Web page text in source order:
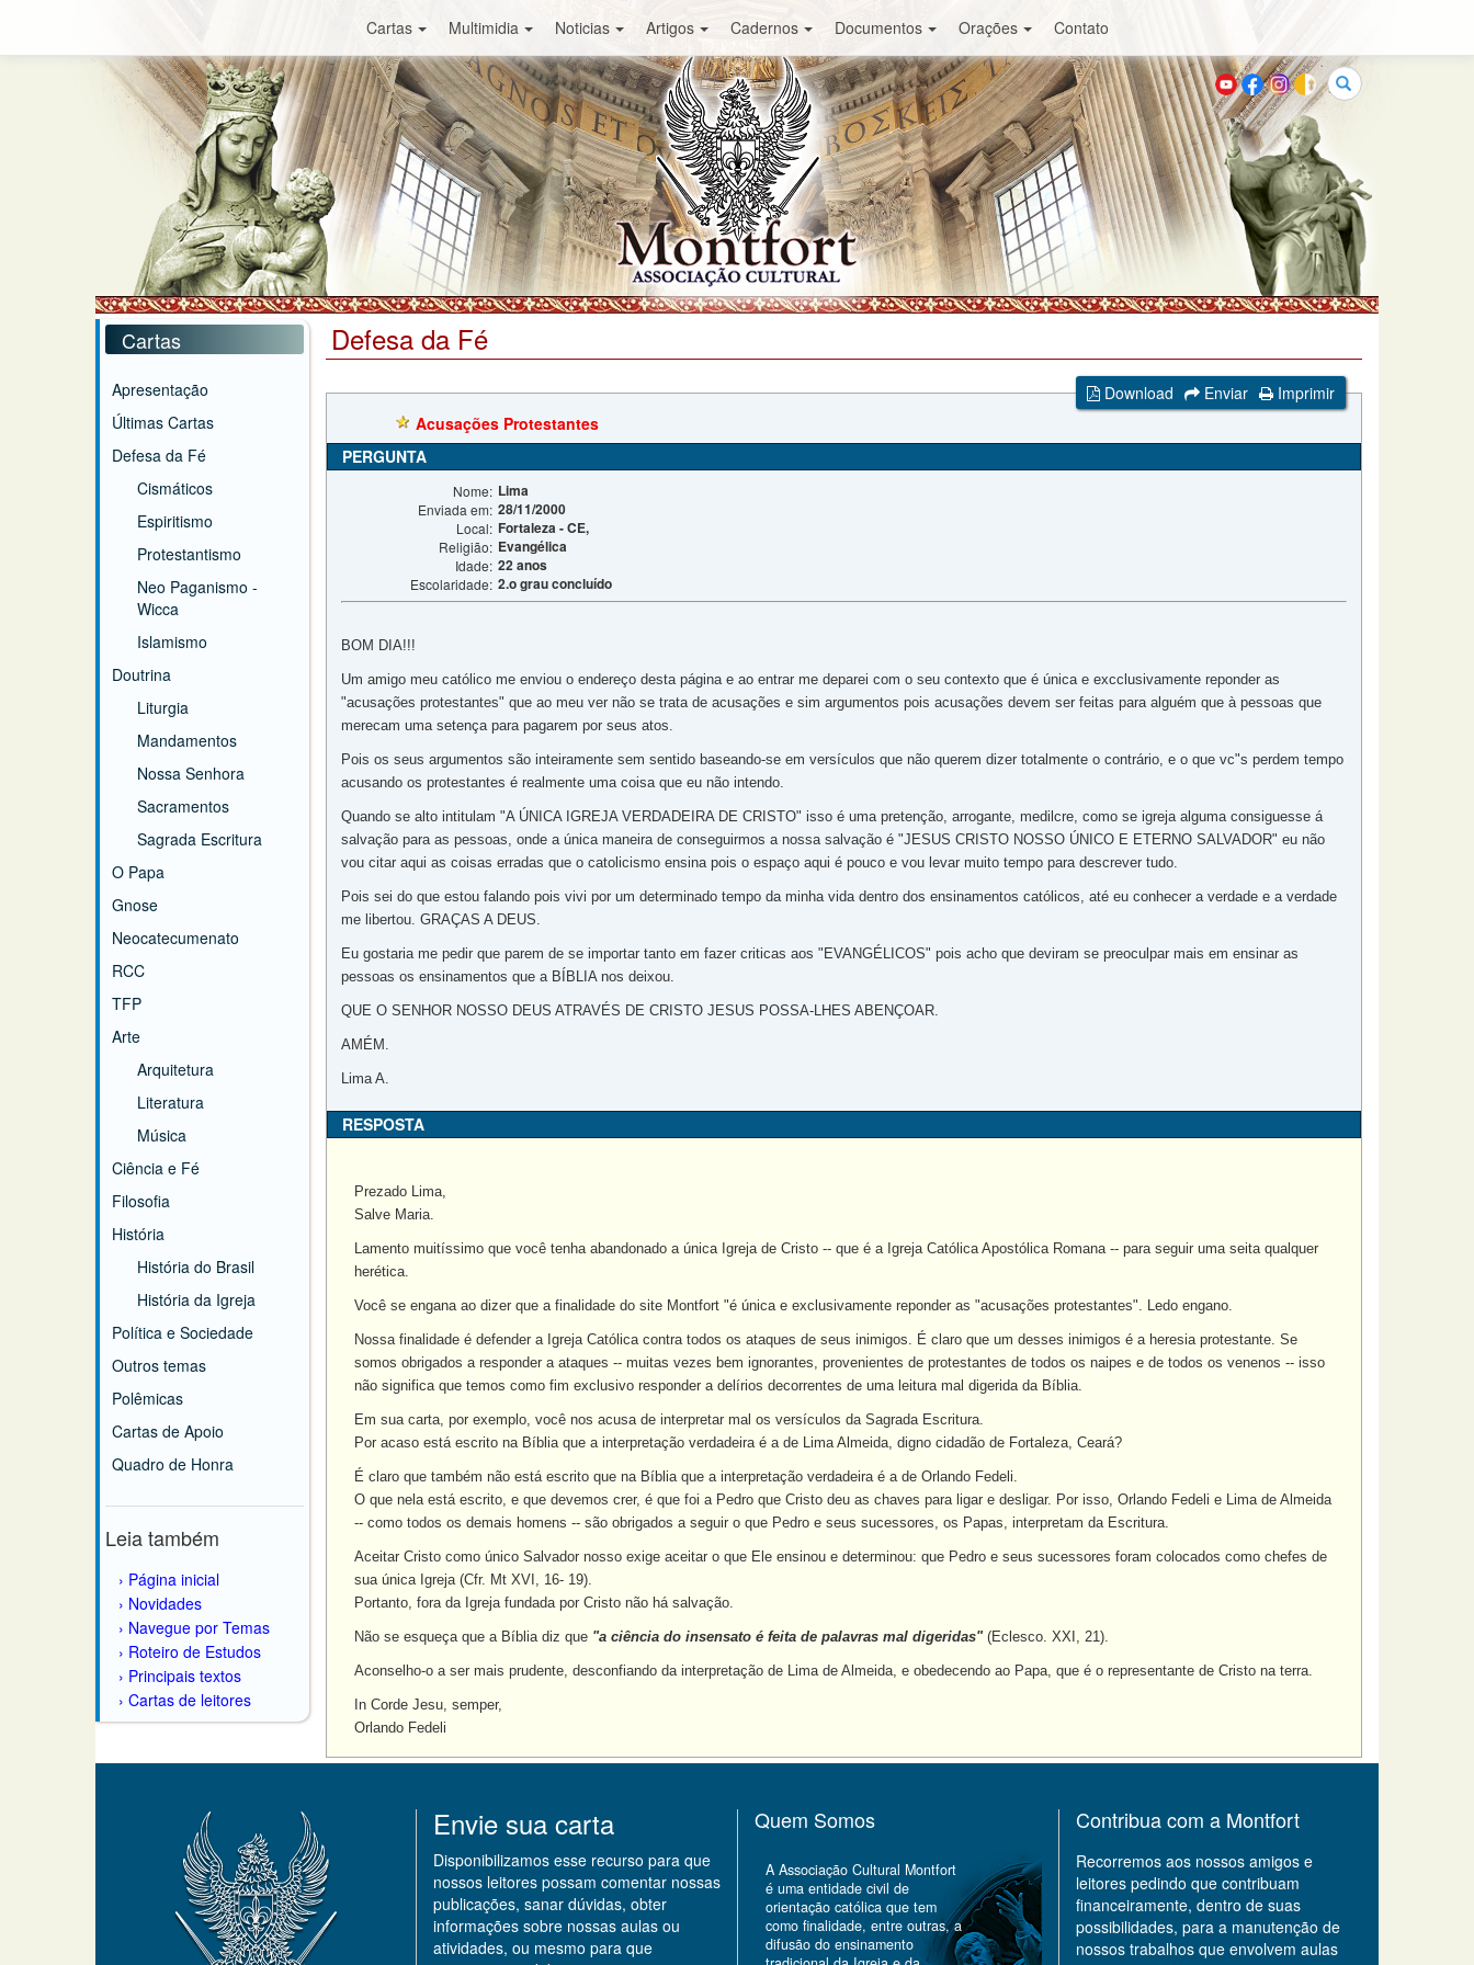
Cartas Multimidia Noticias Artigos Cadernos Documentos Orações Contato
Buscar
Cartas
Apresentação
Últimas Cartas
Defesa da Fé
Cismáticos
Espiritismo
Protestantismo
Neo Paganismo -
Wicca
Islamismo
Doutrina
Liturgia
Mandamentos
Nossa Senhora
Sacramentos
Sagrada Escritura
O Papa
Gnose
Neocatecumenato
RCC
TFP
Arte
Arquitetura
Literatura
Música
Ciência e Fé
Filosofia
História
História do Brasil
História da Igreja
Política e Sociedade
Outros temas
Polêmicas
Cartas de Apoio
Quadro de Honra
Leia também
Página inicial
Novidades
Navegue por Temas
Roteiro de Estudos
Principais textos
Cartas de leitores
Defesa da Fé
Download Enviar
Imprimir
Acusações Protestantes
PERGUNTA
Nome: Lima
Enviada em: 28/11/2000
Local: Fortaleza - CE,
Religião: Evangélica
Idade: 22 anos
Escolaridade: 2.o grau concluído
BOM DIA!!!
Um amigo meu católico me enviou o endereço desta página e ao entrar me deparei com o seu contexto que é única e excclusivamente reponder as
"acusações protestantes" que ao meu ver não se trata de acusações e sim argumentos pois acusações devem ser feitas para alguém que à pessoas que
merecam uma setença para pagarem por seus atos.
Pois os seus argumentos são inteiramente sem sentido baseando-se em versículos que não querem dizer totalmente o contrário, e o que vc"s perdem tempo
acusando os protestantes é realmente uma coisa que eu não intendo.
Quando se alto intitulam "A ÚNICA IGREJA VERDADEIRA DE CRISTO" isso é uma pretenção, arrogante, medilcre, como se igreja alguma consiguesse á
salvação para as pessoas, onde a única maneira de conseguirmos a nossa salvação é "JESUS CRISTO NOSSO ÚNICO E ETERNO SALVADOR" eu não
vou citar aqui as coisas erradas que o catolicismo ensina pois o espaço aqui é pouco e vou levar muito tempo para descrever tudo.
Pois sei do que estou falando pois vivi por um determinado tempo da minha vida dentro dos ensinamentos católicos, até eu conhecer a verdade e a verdade
me libertou. GRAÇAS A DEUS.
Eu gostaria me pedir que parem de se importar tanto em fazer criticas aos "EVANGÉLICOS" pois acho que deviram se preoculpar mais em ensinar as
pessoas os ensinamentos que a BÍBLIA nos deixou.
QUE O SENHOR NOSSO DEUS ATRAVÉS DE CRISTO JESUS POSSA-LHES ABENÇOAR.
AMÉM.
Lima A.
RESPOSTA
Prezado Lima,
Salve Maria.
Lamento muitíssimo que você tenha abandonado a única Igreja de Cristo -- que é a Igreja Católica Apostólica Romana -- para seguir uma seita qualquer
herética.
Você se engana ao dizer que a finalidade do site Montfort "é única e exclusivamente reponder as "acusações protestantes". Ledo engano.
Nossa finalidade é defender a Igreja Católica contra todos os ataques de seus inimigos. É claro que um desses inimigos é a heresia protestante. Se
somos obrigados a responder a ataques -- muitas vezes bem ignorantes, provenientes de protestantes de todos os naipes e de todos os venenos -- isso
não significa que temos como fim exclusivo responder a delírios decorrentes de uma leitura mal digerida da Bíblia.
Em sua carta, por exemplo, você nos acusa de interpretar mal os versículos da Sagrada Escritura.
Por acaso está escrito na Bíblia que a interpretação verdadeira é a de Lima Almeida, digno cidadão de Fortaleza, Ceará?
É claro que também não está escrito que na Bíblia que a interpretação verdadeira é a de Orlando Fedeli.
O que nela está escrito, e que devemos crer, é que foi a Pedro que Cristo deu as chaves para ligar e desligar. Por isso, Orlando Fedeli e Lima de Almeida
-- como todos os demais homens -- são obrigados a seguir o que Pedro e seus sucessores, os Papas, interpretam da Escritura.
Aceitar Cristo como único Salvador nosso exige aceitar o que Ele ensinou e determinou: que Pedro e seus sucessores foram colocados como chefes de
sua única Igreja (Cfr. Mt XVI, 16- 19).
Portanto, fora da Igreja fundada por Cristo não há salvação.
Não se esqueça que a Bíblia diz que "a ciência do insensato é feita de palavras mal digeridas"(Eclesco. XXI, 21).
Aconselho-o a ser mais prudente, desconfiando da interpretação de Lima de Almeida, e obedecendo ao Papa, que é o representante de Cristo na terra.
In Corde Jesu, semper,
Orlando Fedeli
Envie sua carta
Disponibilizamos esse recurso para que
nossos leitores possam comentar nossas
publicações, sanar dúvidas, obter
informações sobre nossas aulas ou
atividades, ou mesmo para que
Quem Somos
A Associação Cultural Montfort
é uma entidade civil de
orientação católica que tem
como finalidade, entre outras, a
difusão do ensinamento
Contribua com a Montfort
Recorremos aos nossos amigos e
leitores pedindo que contribuam
financeiramente, dentro de suas
possibilidades, para a manutenção de
nossos trabalhos que envolvem aulas